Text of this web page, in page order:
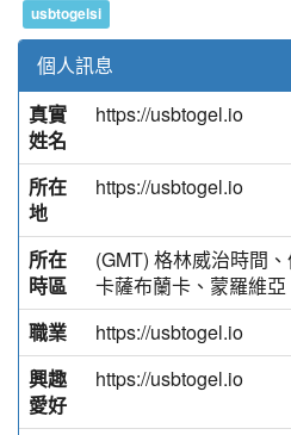
usbtogelsi
個人訊息
真實
姓名
https://usbtogel.io
所在
地
https://usbtogel.io
所在
時區
(GMT) 格林威治時間
卡薩布蘭卡、蒙羅維亞
職業
https://usbtogel.io
興趣
愛好
https://usbtogel.io